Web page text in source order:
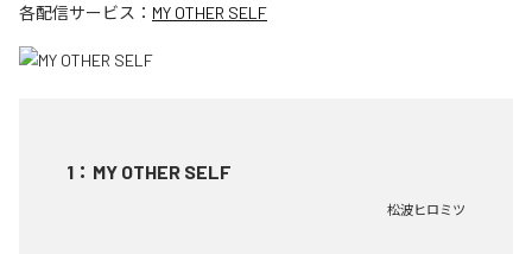
各配信サービス： MY OTHER SELF
1 ： MY OTHER SELF
松波ヒロミツ